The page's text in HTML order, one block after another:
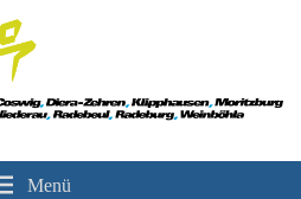
Demokratie
Menü